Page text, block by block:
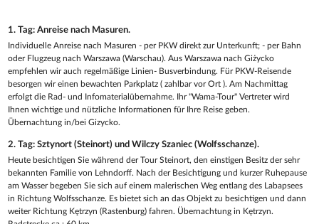
1. Tag: Anreise nach Masuren.
Individuelle Anreise nach Masuren - per PKW direkt zur Unterkunft; - per Bahn
oder Flugzeug nach Warszawa (Warschau). Aus Warszawa nach Giżycko
empfehlen wir auch regelmäßige Linien- Busverbindung. Für PKW-Reisende
besorgen wir einen bewachten Parkplatz ( zahlbar vor Ort ). Am Nachmittag
erfolgt die Rad- und Infomaterialübernahme. Ihr "Wama-Tour" Vertreter wird
Ihnen wichtige und nützliche Informationen für Ihre Reise geben.
Übernachtung in/bei Gizycko.
2. Tag: Sztynort (Steinort) und Wilczy Szaniec (Wolfsschanze).
Heute besichtigen Sie während der Tour Steinort, den einstigen Besitz der sehr
bekannten Familie von Lehndorff. Nach der Besichtigung und kurzer Ruhepause
am Wasser begeben Sie sich auf einem malerischen Weg entlang des Labapsees
in Richtung Wolfsschanze. Es bietet sich an das Objekt zu besichtigen und dann
weiter Richtung Kętrzyn (Rastenburg) fahren. Übernachtung in Kętrzyn.